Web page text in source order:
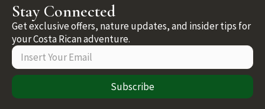
Stay Connected
Get exclusive offers, nature updates, and insider tips for
your Costa Rican adventure.
Subscribe